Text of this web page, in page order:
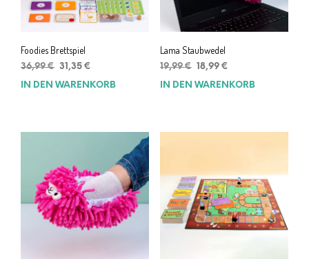
Foodies Brettspiel
36,99€ Ursprünglicher
Preis
31,35 €
Preis
IN DEN WARENKORB
Lama Staubwedel
19,99€ Ursprünglicher
Preis
18,99 €Aktueller
Preis
IN DEN WARENKORB